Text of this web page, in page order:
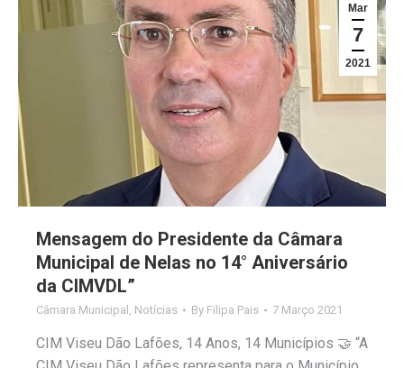
Mar
7
2021
Mensagem do Presidente da Câmara
Municipal de Nelas no 14° Aniversário
da CIMVDL”
Câmara Municipal Notícias By Filipa Pais 7 Março 2021
CIM Viseu Dão Lafões, 14 Anos, 14 Municípios 🤝 “A